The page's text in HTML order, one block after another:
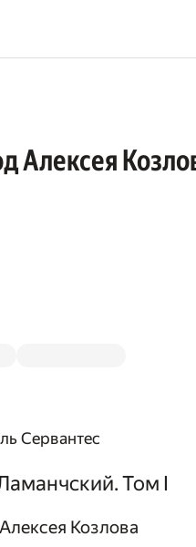
Алексея
Сервантес
Том I
Козлова